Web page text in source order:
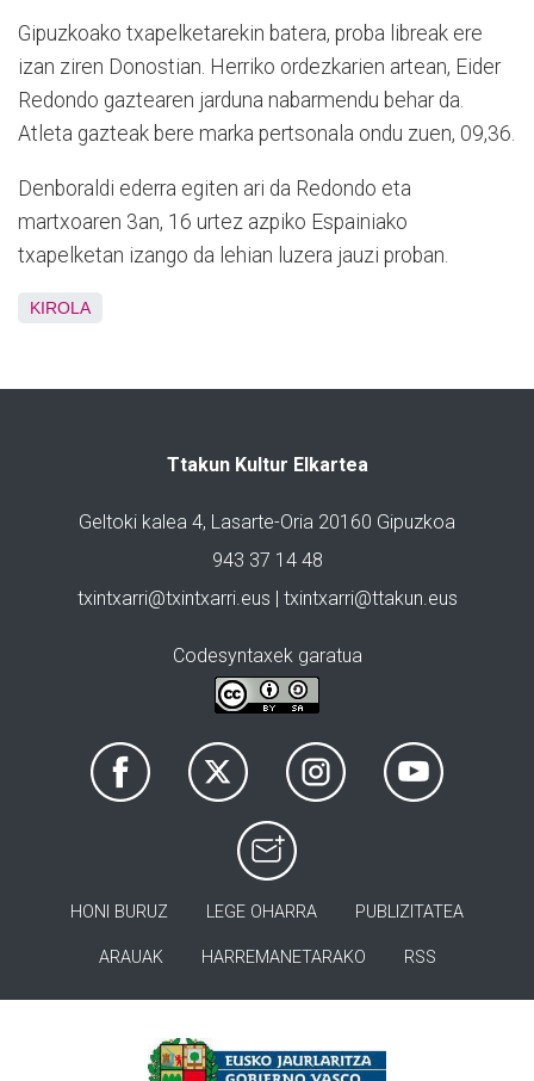
Gipuzkoako txapelketarekin batera, proba libreak ere
izan ziren Donostian. Herriko ordezkarien artean, Eider
Redondo gaztearen jarduna nabarmendu behar da.
Atleta gazteak bere marka pertsonala ondu zuen, 09,36.
Denboraldi ederra egiten ari da Redondo eta
martxoaren 3an, 16 urtez azpiko Espainiako
txapelketan izango da lehian luzera jauzi proban.
KIROLA
Ttakun Kultur Elkartea
Geltoki kalea 4, Lasarte-Oria 20160 Gipuzkoa
943 37 14 48
txintxarri@txintxarri.eus | txintxarri@ttakun.eus
Codesyntaxek garatua
HONI BURUZ LEGE OHARRA PUBLIZITATEA
ARAUAK HARREMANETARAKO RSS